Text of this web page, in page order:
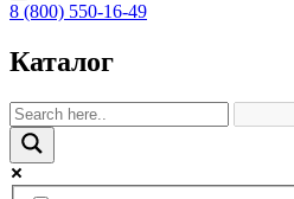
8 (800) 550-16-49
Каталог